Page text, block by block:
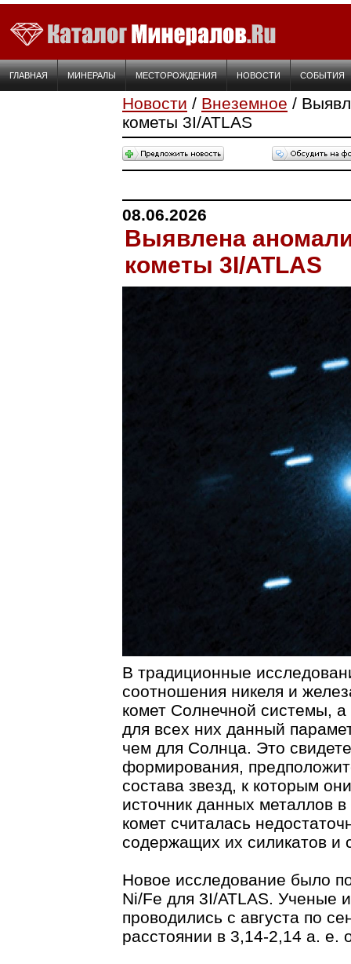
ГЛАВНАЯ МИНЕРАЛЫ МЕСТОРОЖДЕНИЯ НОВОСТИ СОБЫТИЯ
Новости / Внеземное /
кометы 3I/ATLAS
08.06.2026
Выявлена
кометы 3I/ATLAS
В традиционные
соотношения никеля и
комет Солнечной системы,
для всех них данный
чем для Солнца. Это
формирования,
состава звезд, к которым
источник данных металлов
комет считалась
содержащих их силикатов и
Новое исследование было
Ni/Fe для 3I/ATLAS. Ученые
проводились с августа по
расстоянии в 3,14-2,14 а. е.